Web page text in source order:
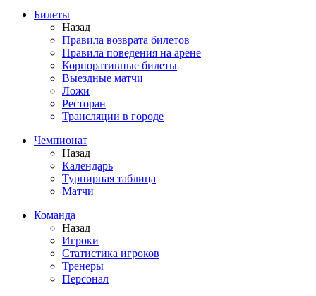
Билеты
Назад
Правила возврата билетов
Правила поведения на арене
Корпоративные билеты
Выездные матчи
Ложи
Ресторан
Трансляции в городе
Чемпионат
Назад
Календарь
Турнирная таблица
Матчи
Команда
Назад
Игроки
Статистика игроков
Тренеры
Персонал